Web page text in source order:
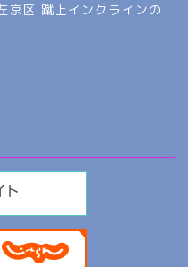
京区 蹴上インクラインの